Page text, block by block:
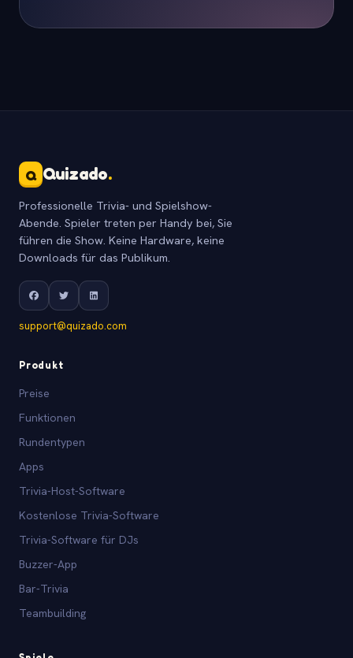
Q Quizado.
Professionelle Trivia- und Spielshow-
Abende. Spieler treten per Handy bei, Sie
führen die Show. Keine Hardware, keine
Downloads für das Publikum.
support@quizado.com
Produkt
Preise
Funktionen
Rundentypen
Apps
Trivia-Host-Software
Kostenlose Trivia-Software
Trivia-Software für DJs
Buzzer-App
Bar-Trivia
Teambuilding